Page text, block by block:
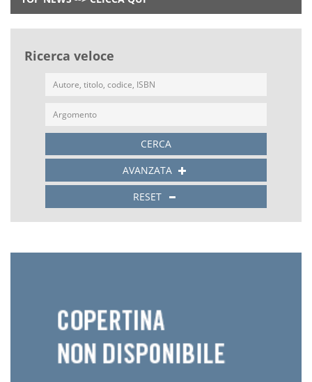
Ricerca veloce
CERCA
AVANZATA
RESET